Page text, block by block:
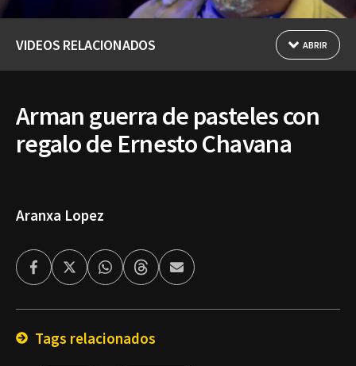
VIDEOS RELACIONADOS ABRIR
Arman guerra de pasteles con
regalo de Ernesto Chavana
Aranxa Lopez
FacebookTwitterWhatsappThreadsEnviar
por
Tags relacionados